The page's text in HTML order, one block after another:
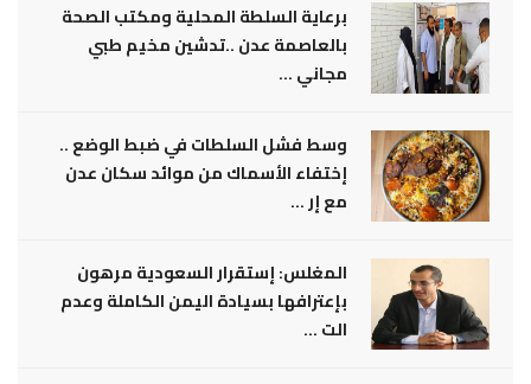
برعاية السلطة المحلية ومكتب الصحة
بالعاصمة عدن ..تدشين مخيم طبي
مجاني ...
وسط فشل السلطات في ضبط الوضع ..
إختفاء الأسماك من موائد سكان عدن
مع إر ...
المغلس: إستقرار السعودية مرهون
بإعترافها بسيادة اليمن الكاملة وعدم
الت ...